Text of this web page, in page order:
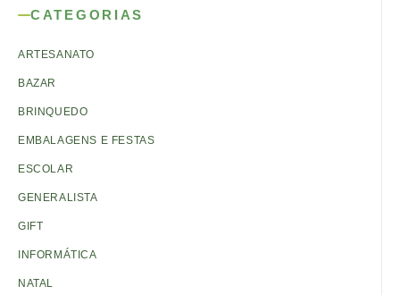
CATEGORIAS
ARTESANATO
BAZAR
BRINQUEDO
EMBALAGENS E FESTAS
ESCOLAR
GENERALISTA
GIFT
INFORMÁTICA
NATAL